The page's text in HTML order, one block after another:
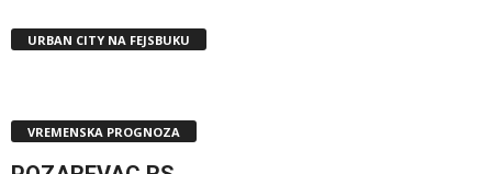
URBAN CITY NA FEJSBUKU
VREMENSKA PROGNOZA